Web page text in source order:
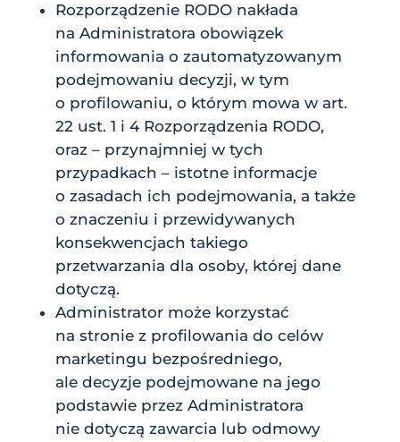
Rozporządzenie RODO nakłada
na Administratora obowiązek
informowania o zautomatyzowanym
podejmowaniu decyzji, w tym
o profilowaniu, o którym mowa w art.
22 ust. 1 i 4 Rozporządzenia RODO,
oraz – przynajmniej w tych
przypadkach – istotne informacje
o zasadach ich podejmowania, a także
o znaczeniu i przewidywanych
konsekwencjach takiego
przetwarzania dla osoby, której dane
dotyczą.
Administrator może korzystać
na stronie z profilowania do celów
marketingu bezpośredniego,
ale decyzje podejmowane na jego
podstawie przez Administratora
nie dotyczą zawarcia lub odmowy